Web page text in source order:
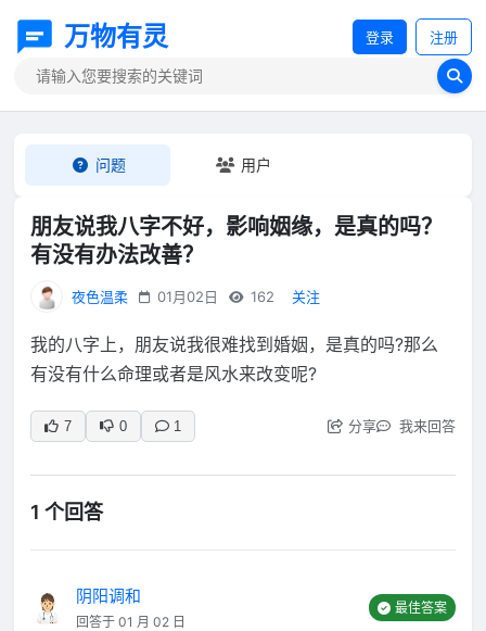
万物有灵 登录 注册
问题 用户
朋友说我八字不好，影响姻缘，是真的吗？
有没有办法改善？
夜色温柔 01月02日 162 关注
我的八字上，朋友说我很难找到婚姻，是真的吗?那么
有没有什么命理或者是风水来改变呢?
7 0 1 分享 我来回答
1 个回答
阴阳调和
回答于 01 月 02 日
最佳答案